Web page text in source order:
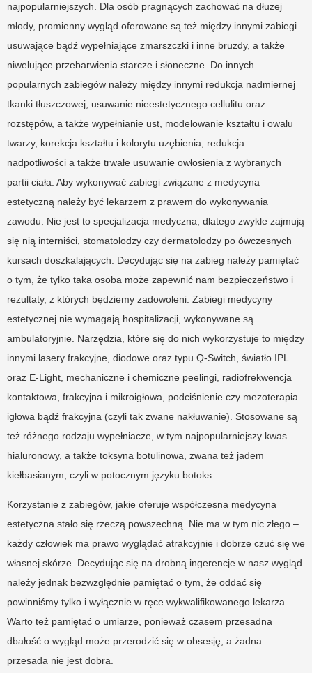
najpopularniejszych. Dla osób pragnących zachować na dłużej
młody, promienny wygląd oferowane są też między innymi zabiegi
usuwające bądź wypełniające zmarszczki i inne bruzdy, a także
niwelujące przebarwienia starcze i słoneczne. Do innych
popularnych zabiegów należy między innymi redukcja nadmiernej
tkanki tłuszczowej, usuwanie nieestetycznego cellulitu oraz
rozstępów, a także wypełnianie ust, modelowanie kształtu i owalu
twarzy, korekcja kształtu i kolorytu uzębienia, redukcja
nadpotliwości a także trwałe usuwanie owłosienia z wybranych
partii ciała. Aby wykonywać zabiegi związane z medycyna
estetyczną należy być lekarzem z prawem do wykonywania
zawodu. Nie jest to specjalizacja medyczna, dlatego zwykle zajmują
się nią interniści, stomatolodzy czy dermatolodzy po ówczesnych
kursach doszkalających. Decydując się na zabieg należy pamiętać
o tym, że tylko taka osoba może zapewnić nam bezpieczeństwo i
rezultaty, z których będziemy zadowoleni. Zabiegi medycyny
estetycznej nie wymagają hospitalizacji, wykonywane są
ambulatoryjnie. Narzędzia, które się do nich wykorzystuje to między
innymi lasery frakcyjne, diodowe oraz typu Q-Switch, światło IPL
oraz E-Light, mechaniczne i chemiczne peelingi, radiofrekwencja
kontaktowa, frakcyjna i mikroigłowa, podciśnienie czy mezoterapia
igłowa bądź frakcyjna (czyli tak zwane nakłuwanie). Stosowane są
też różnego rodzaju wypełniacze, w tym najpopularniejszy kwas
hialuronowy, a także toksyna botulinowa, zwana też jadem
kiełbasianym, czyli w potocznym języku botoks.
Korzystanie z zabiegów, jakie oferuje współczesna medycyna
estetyczna stało się rzeczą powszechną. Nie ma w tym nic złego –
każdy człowiek ma prawo wyglądać atrakcyjnie i dobrze czuć się we
własnej skórze. Decydując się na drobną ingerencje w nasz wygląd
należy jednak bezwzględnie pamiętać o tym, że oddać się
powinniśmy tylko i wyłącznie w ręce wykwalifikowanego lekarza.
Warto też pamiętać o umiarze, ponieważ czasem przesadna
dbałość o wygląd może przerodzić się w obsesję, a żadna
przesada nie jest dobra.